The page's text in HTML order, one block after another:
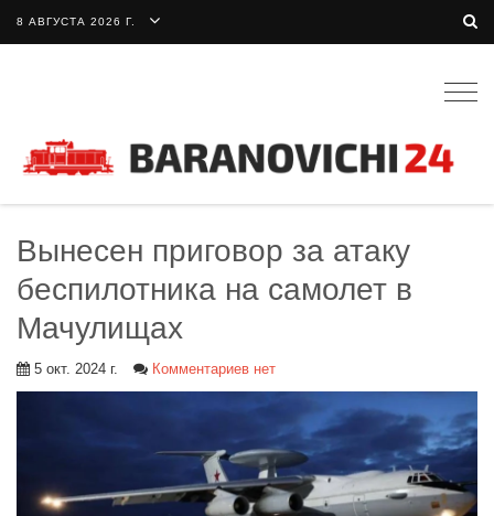
8 АВГУСТА 2026 Г.
Вынесен приговор за атаку
беспилотника на самолет в
Мачулищах
5 окт. 2024 г. Комментариев нет